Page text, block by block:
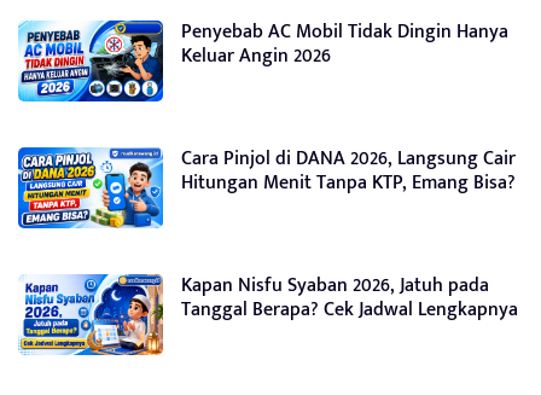
Penyebab AC Mobil Tidak Dingin Hanya
Keluar Angin 2026
Cara Pinjol di DANA 2026, Langsung Cair
Hitungan Menit Tanpa KTP, Emang Bisa?
Kapan Nisfu Syaban 2026, Jatuh pada
Tanggal Berapa? Cek Jadwal Lengkapnya